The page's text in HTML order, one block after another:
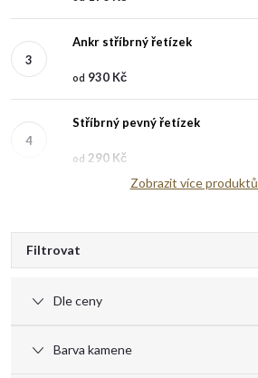
Ankr stříbrný řetízek
od 930 Kč
Stříbrný pevný řetízek
od 290 Kč
Zobrazit více produktů
Filtrovat
Dle ceny
Barva kamene
V